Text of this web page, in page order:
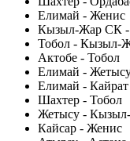
Елимай - Женис
Кызыл-Жар СК -
Тобол - Кызыл-
Актобе - Тобол
Елимай -
Елимай - Кайрат
Шахтер - Тобол
Жетысу -
Кайсар - Женис